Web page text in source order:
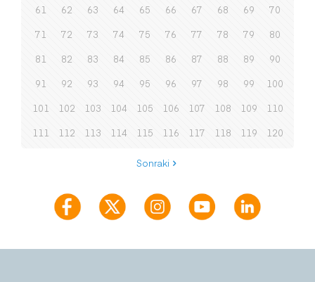
61
62 63 64 65 66 67 68 69
70
71
72 73 74 75 76 77 78 79
80
81
82 83 84 85 86 87 88 89
90
91
92 93 94 95 96 97 98 99
100
101
102 103 104 105 106 107 108 109
110
111
112 113 114 115 116 117 118 119 120
Sonraki